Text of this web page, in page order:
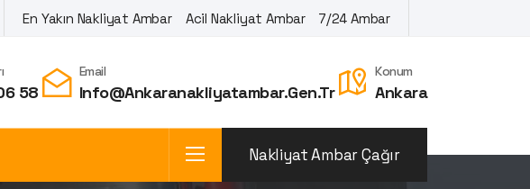
En Yakın Nakliyat Ambar Acil Nakliyat Ambar 7/24 Ambar
58
Email
Info@ankaranakliyatambar.gen.tr
Konum
Ankara
Nakliyat Ambar Çağır